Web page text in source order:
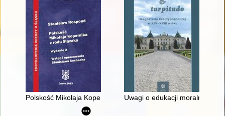
Polskość Mikołaja Kopernika z rodu ŚlązakaUwagi o edukacji moralnej